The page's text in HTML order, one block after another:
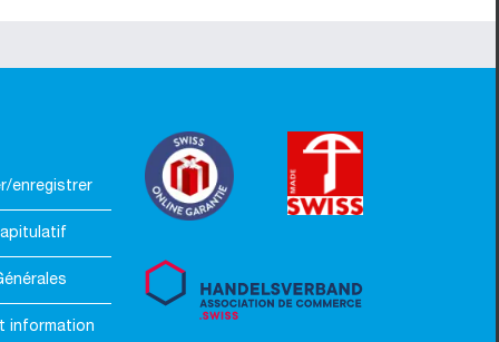
enregistrer
information